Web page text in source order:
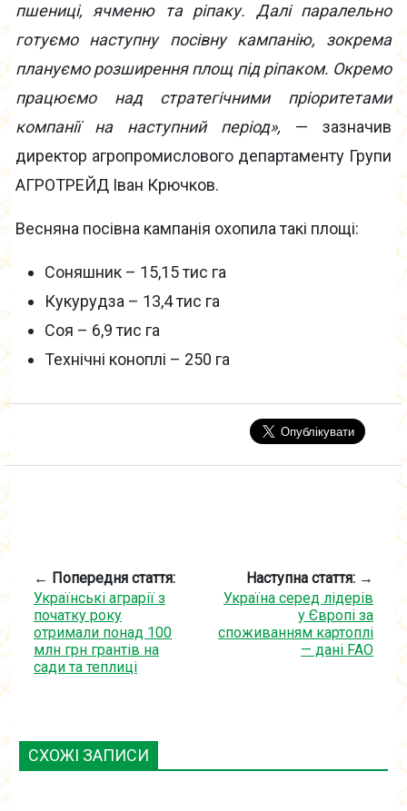
пшениці, ячменю та ріпаку. Далі паралельно
готуємо наступну посівну кампанію, зокрема
плануємо розширення площ під ріпаком. Окремо
працюємо над стратегічними пріоритетами
компанії на наступний період», — зазначив
директор агропромислового департаменту Групи
АГРОТРЕЙД Іван Крючков.
Весняна посівна кампанія охопила такі площі:
Соняшник – 15,15 тис га
Кукурудза – 13,4 тис га
Соя – 6,9 тис га
Технічні коноплі – 250 га
← Попередня стаття:
Українські аграрії з
початку року
отримали понад 100
млн грн грантів на
сади та теплиці
Наступна стаття: →
Україна серед лідерів
у Європі за
споживанням картоплі
— дані FAO
СХОЖІ ЗАПИСИ